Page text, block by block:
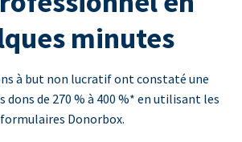
minutes
à but non lucratif ont constaté une
de 270 % à 400 %* en utilisant les
formulaires Donorbox.